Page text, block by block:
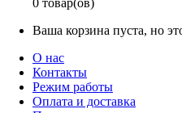
0 товар(ов)
Ваша корзина пуста, но
О нас
Контакты
Режим работы
Оплата и доставка